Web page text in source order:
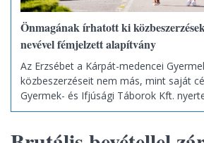
Önmagának írhatott ki
nevével fémjelzett alapítvány
Az Erzsébet a Kárpát-medencei
közbeszerzéseit nem más, mint saját
Gyermek- és Ifjúsági Táborok Kft.